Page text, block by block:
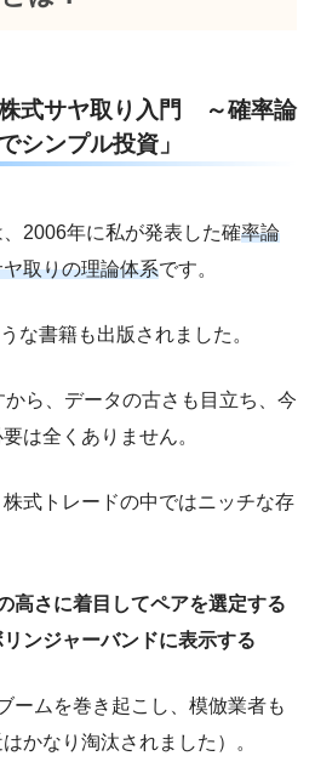
式サヤ取り入門 ～確率論
シンプル投資」
、2006年に私が発表した確率論
取りの理論体系です。
な書籍も出版されました。
ら、データの古さも目立ち、今
は全くありません。
式トレードの中ではニッチな存
高さに着目してペアを選定する
ンジャーバンドに表示する
ームを巻き起こし、模倣業者も
かなり淘汰されました）。